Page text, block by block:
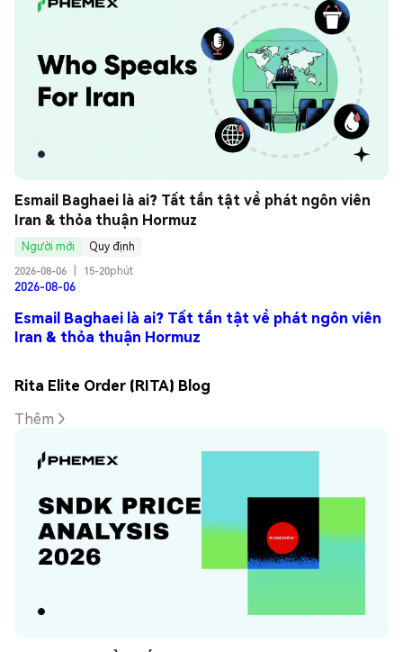
Esmail Baghaei là ai? Tất tần tật về phát ngôn viên
Iran & thỏa thuận Hormuz
Người mới
Quy định
2026-08-06
15-20phút
2026-08-06
Esmail Baghaei là ai? Tất tần tật về phát ngôn viên
Iran & thỏa thuận Hormuz
Rita Elite Order (RITA) Blog
Thêm